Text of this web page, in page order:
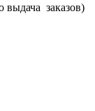
выдача заказов)